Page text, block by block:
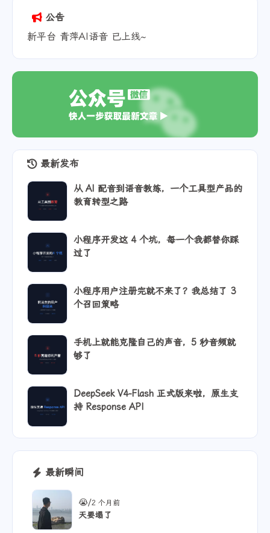
公告
新平台 青萍AI语音 已上线~
最新发布
从 AI 配音到语音教练，一个工具型产品的
教育转型之路
小程序开发这 4 个坑，每一个我都替你踩
过了
小程序用户注册完就不来了？我总结了 3
个召回策略
手机上就能克隆自己的声音，5 秒音频就
够了
DeepSeek V4-Flash 正式版来啦，原生支
持 Response API
最新瞬间
😭/2 个月前
天要塌了